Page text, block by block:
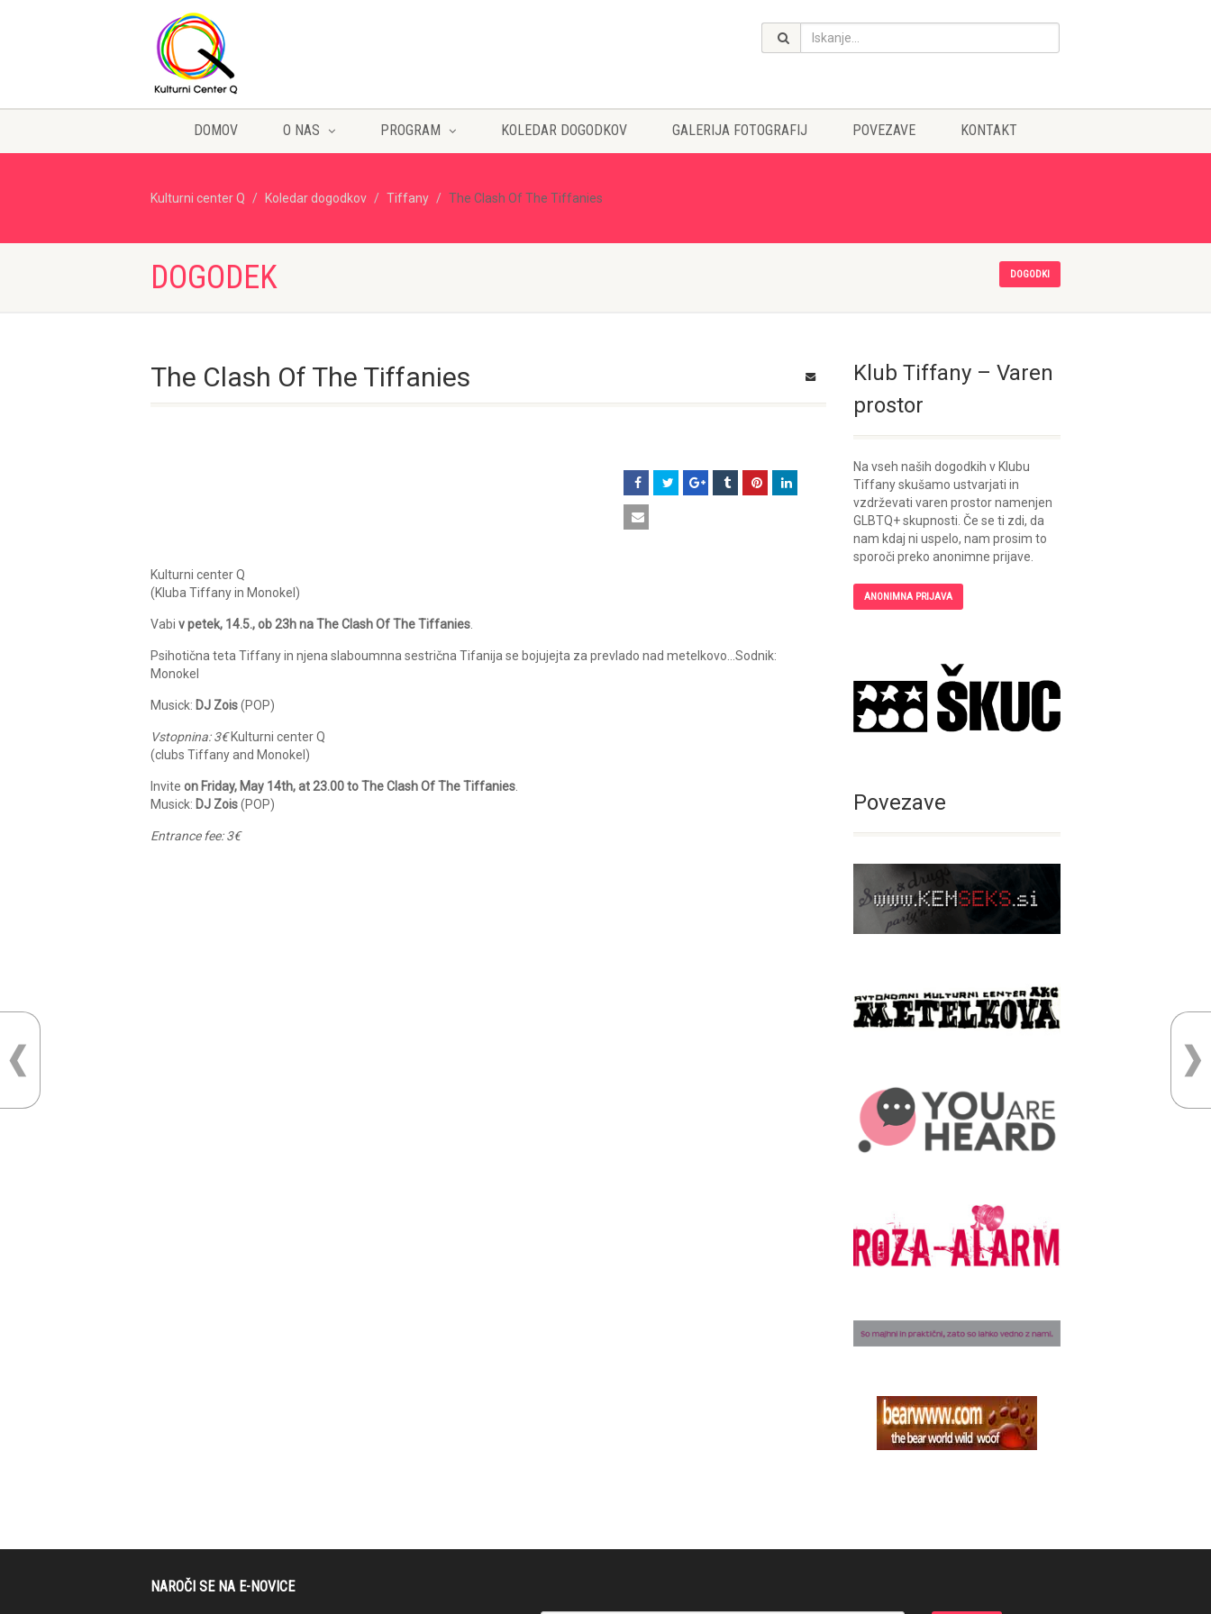
DOMOV O NAS PROGRAM KOLEDAR DOGODKOV GALERIJA FOTOGRAFIJ POVEZAVE KONTAKT
Kulturni center Q Koledar dogodkov Tiffany The Clash Of The Tiffanies
DOGODEK DOGODKI
The Clash Of The Tiffanies
Kulturni center Q
(Kluba Tiffany in Monokel)
Vabi v petek, 14.5., ob 23h na The Clash Of The Tiffanies
Psihotična teta Tiffany in njena slaboumnna sestrična Tifanija se bojujejta za prevlado nad metelkovo…Sodnik:
Monokel
Musick: DJ Zois(POP)
Vstopnina: 3€Kulturni center Q
(clubs Tiffany and Monokel)
Invite on Friday, May 14th, at 23.00 to The Clash Of The Tiffanies
Musick: DJ Zois(POP)
Entrance fee: 3€
Klub Tiffany – Varen
prostor
Na vseh naših dogodkih v Klubu
Tiffany skušamo ustvarjati in
vzdrževati varen prostor namenjen
GLBTQ+ skupnosti. Če se ti zdi, da
nam kdaj ni uspelo, nam prosim to
sporoči preko anonimne prijave.
ANONIMNA PRIJAVA
Povezave
NAROČI SE NA E-NOVICE